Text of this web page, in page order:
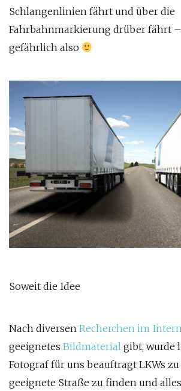
Schlangenlinien fährt und über die
Fahrbahnmarkierung drüber fährt
gefährlich also
Soweit die Idee
Nach diversen Recherchen im
geeignetes Bildmaterial gibt, wurde
Fotograf für uns beauftragt LKWs
geeignete Straße zu finden und